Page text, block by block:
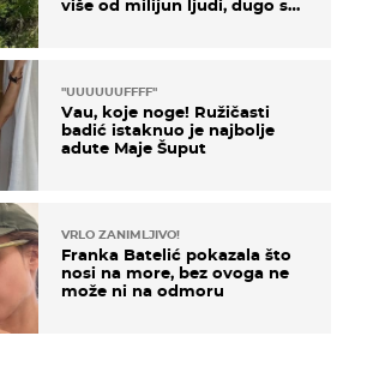
više od milijun ljudi, dugo se
"UUUUUUFFFF"
Vau, koje noge! Ružičasti
badić istaknuo je najbolje
adute Maje Šuput
VRLO ZANIMLJIVO!
Franka Batelić pokazala što
nosi na more, bez ovoga ne
može ni na odmoru